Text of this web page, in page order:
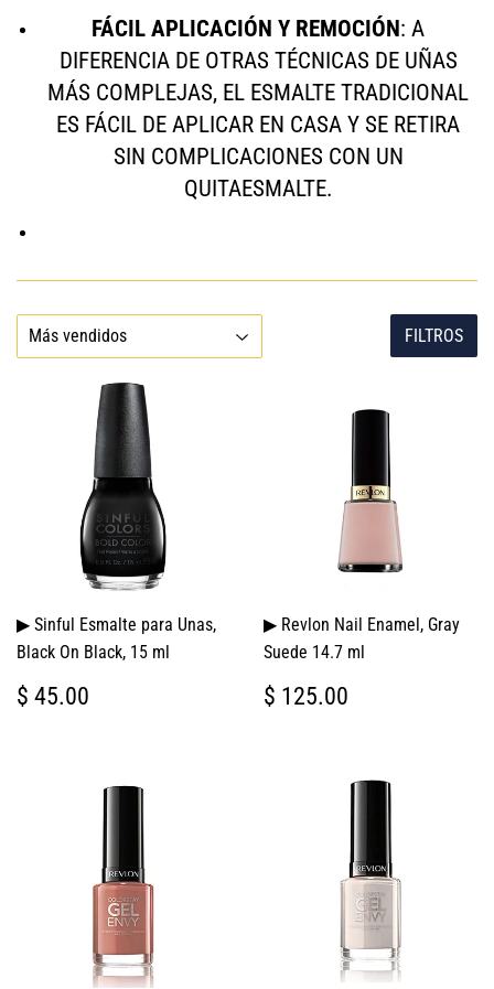
FÁCIL APLICACIÓN Y REMOCIÓN: A
DIFERENCIA DE OTRAS TÉCNICAS DE UÑAS
MÁS COMPLEJAS, EL ESMALTE TRADICIONAL
ES FÁCIL DE APLICAR EN CASA Y SE RETIRA
SIN COMPLICACIONES CON UN
QUITAESMALTE.
FILTROS
▶ Sinful Esmalte para Unas,
Black On Black, 15 ml
PRECIO
HABITUAL
$ 45.00
▶ Revlon Nail Enamel, Gray
Suede 14.7 ml
PRECIO
HABITUAL
$ 125.00